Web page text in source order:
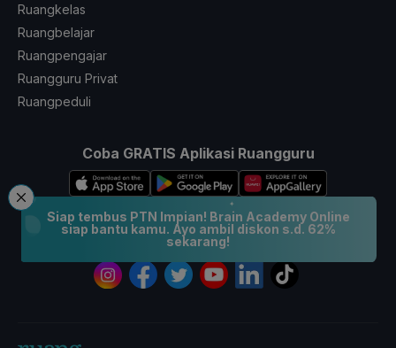
Siap tembus PTN Impian! Brain Academy Online
siap bantu kamu. Ayo ambil diskon s.d. 62%
sekarang!
Ruangkelas
Ruangbelajar
Ruangpengajar
Ruangguru Privat
Ruangpeduli
Coba GRATIS Aplikasi Ruangguru
Ikuti Kami